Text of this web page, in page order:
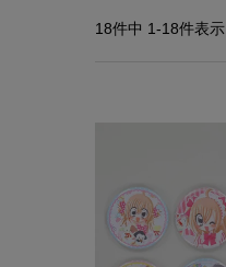
18件中 1-18件表示